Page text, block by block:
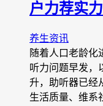
户力荐实
养生资讯
随着人口老龄化
听力问题早发，
升，助听器已经
生活质量、维